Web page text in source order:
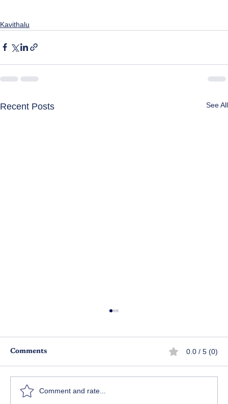
Kavithalu
Recent Posts See All
Comments 0.0 / 5 (0)
Comment and rate...